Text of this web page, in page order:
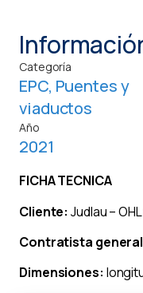
Categoría
EPC, Puentes y
viaductos
Año
2021
FICHA TECNICA
Cliente:Judlau –
Contratista
Dimensiones: